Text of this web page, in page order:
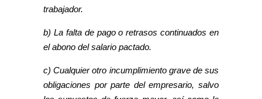
trabajador.
b) La falta de pago o retrasos continuados en
el abono del salario pactado.
c) Cualquier otro incumplimiento grave de sus
obligaciones por parte del empresario, salvo